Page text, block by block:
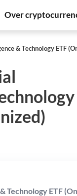
Over
& Technology ETF
Technology ETF